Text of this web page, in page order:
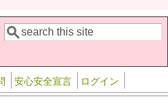
検索フォーム
検索
安心安全宣言 ログイン